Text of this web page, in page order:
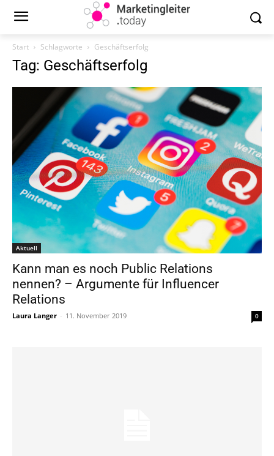
Start Schlagworte Geschäftserfolg
Tag: Geschäftserfolg
Aktuell
Kann man es noch Public Relations
nennen? – Argumente für Influencer
Relations
Laura Langer - 11. November 2019 0